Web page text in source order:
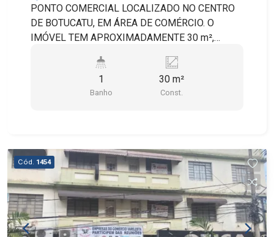
PONTO COMERCIAL LOCALIZADO NO CENTRO
DE BOTUCATU, EM ÁREA DE COMÉRCIO. O
IMÓVEL TEM APROXIMADAMENTE 30 m²,
1
Banho
30 m²
Const.
Cód. 1454